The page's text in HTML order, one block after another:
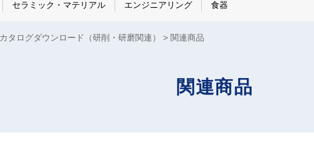
セラミック・マテリアル エンジニアリング 食器
カタログダウンロード（研削・研磨関連） 関連商品
関連商品